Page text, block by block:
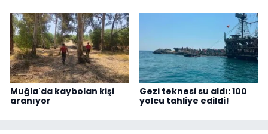
Muğla'da kaybolan kişi
aranıyor
Gezi teknesi su aldı: 100
yolcu tahliye edildi!